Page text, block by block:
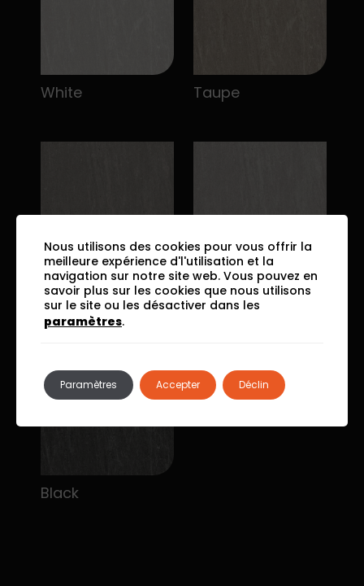
White Taupe
Grey Silver
Black
Nous utilisons des cookies pour vous offrir la
meilleure expérience d'l'utilisation et la
navigation sur notre site web. Vous pouvez en
savoir plus sur les cookies que nous utilisons
sur le site ou les désactiver dans les
paramètres.
Accepter Déclin
Paramètres